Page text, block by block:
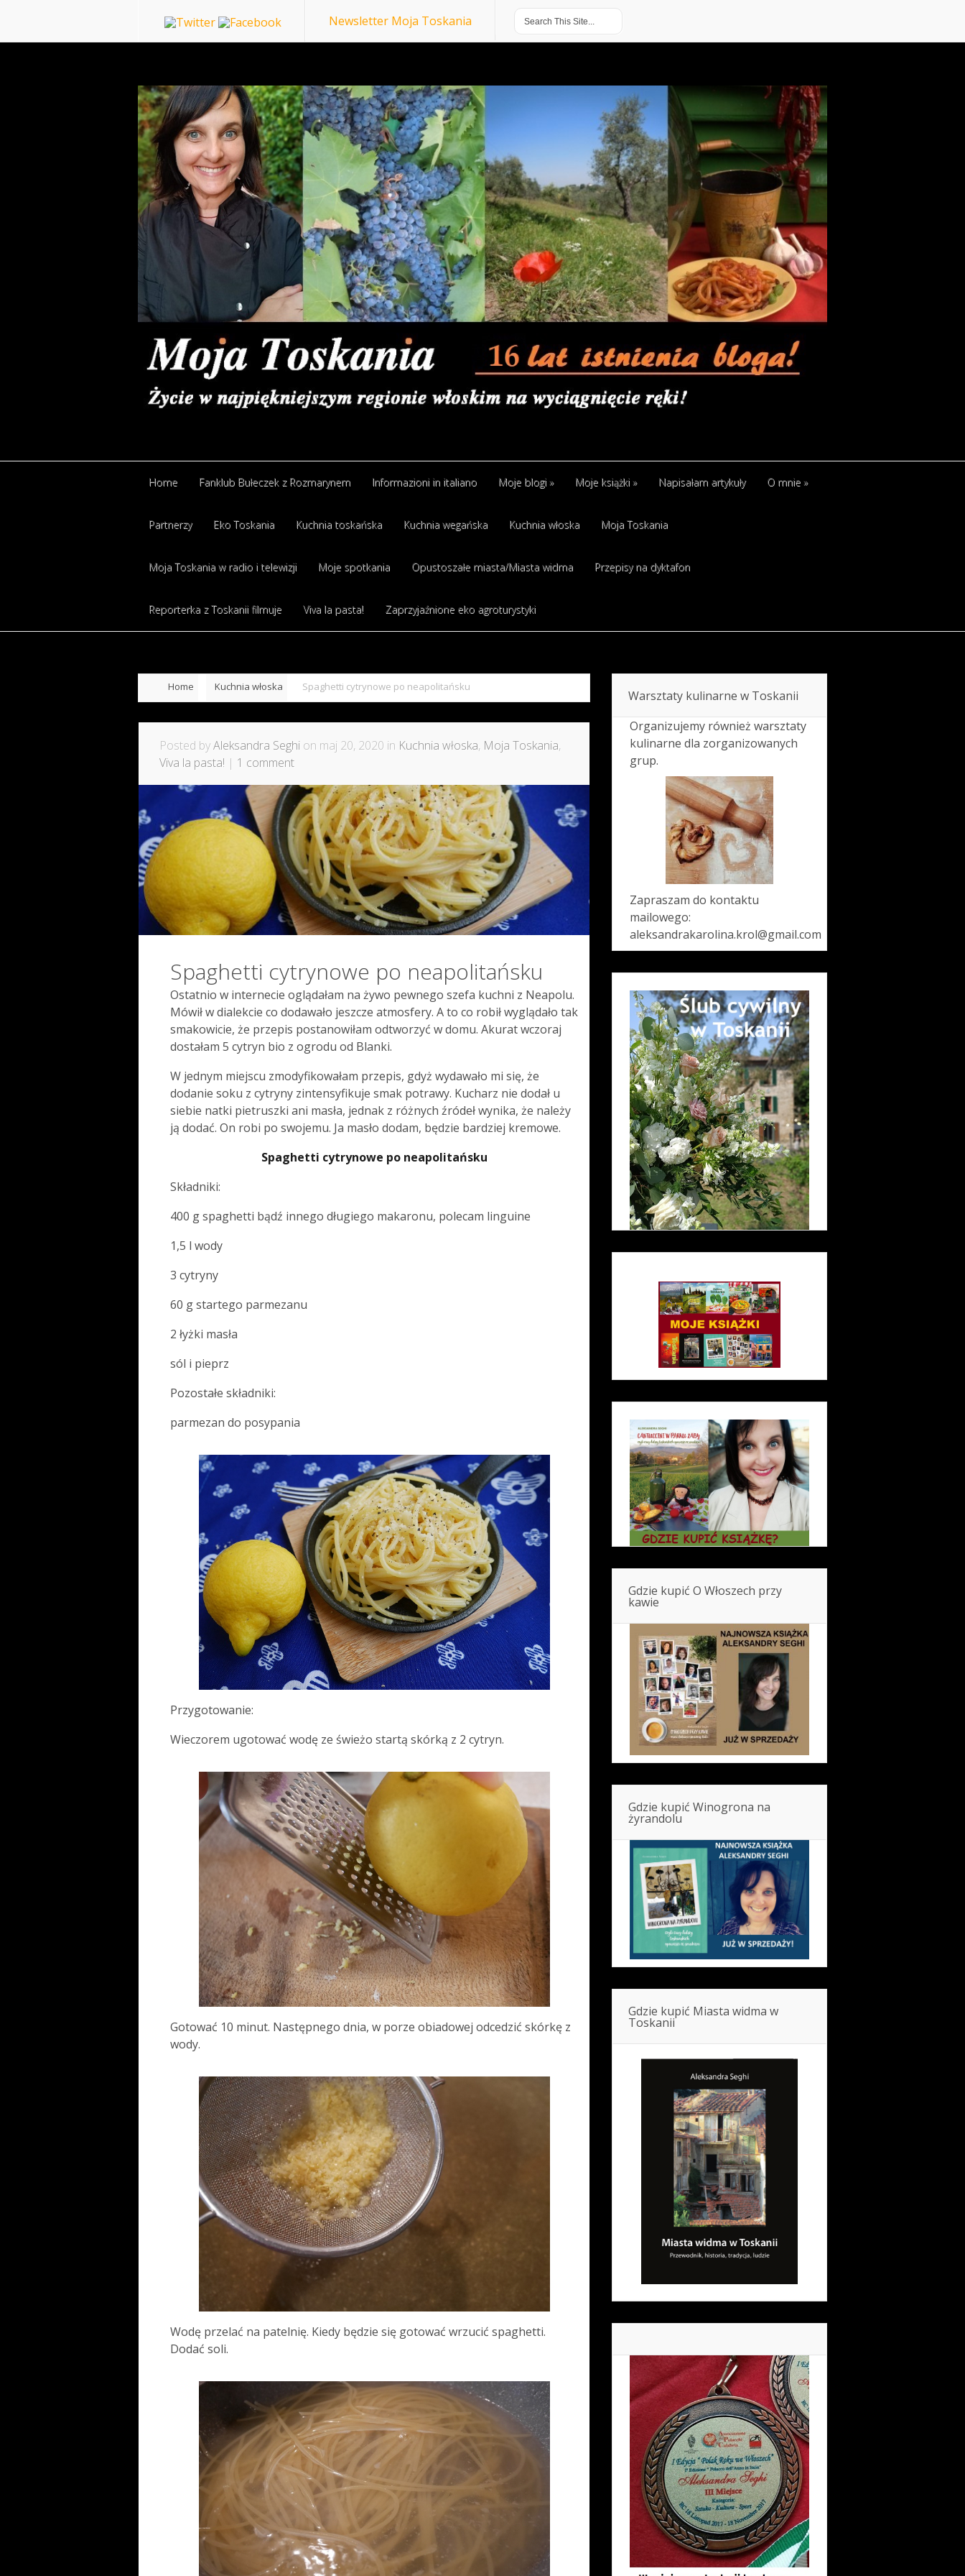
Newsletter Moja Toskania
Home Fanklub Bułeczek z Rozmarynem Informazioni in italiano Moje blogi » Moje książki » Napisałam artykuły O mnie »
Partnerzy Eko Toskania Kuchnia toskańska Kuchnia wegańska Kuchnia włoska Moja Toskania
Moja Toskania w radio i telewizji Moje spotkania Opustoszałe miasta/Miasta widma Przepisy na dyktafon
Reporterka z Toskanii filmuje Viva la pasta! Zaprzyjaźnione eko agroturystyki
Home Kuchnia włoska Spaghetti cytrynowe po neapolitańsku
Posted byAleksandra Seghi on maj 20, 2020 in Kuchnia włoska, Moja Toskania,
Viva la pasta! | 1 comment
Spaghetti cytrynowe po neapolitańsku
Ostatnio w internecie oglądałam na żywo pewnego szefa kuchni z Neapolu.
Mówił w dialekcie co dodawało jeszcze atmosfery. A to co robił wyglądało tak
smakowicie, że przepis postanowiłam odtworzyć w domu. Akurat wczoraj
dostałam 5 cytryn bio z ogrodu od Blanki.
W jednym miejscu zmodyfikowałam przepis, gdyż wydawało mi się, że
dodanie soku z cytryny zintensyfikuje smak potrawy. Kucharz nie dodał u
siebie natki pietruszki ani masła, jednak z różnych źródeł wynika, że należy
ją dodać. On robi po swojemu. Ja masło dodam, będzie bardziej kremowe.
Spaghetti cytrynowe po neapolitańsku
Składniki:
400 g spaghetti bądź innego długiego makaronu, polecam linguine
1,5 l wody
3 cytryny
60 g startego parmezanu
2 łyżki masła
sól i pieprz
Pozostałe składniki:
parmezan do posypania
Przygotowanie:
Wieczorem ugotować wodę ze świeżo startą skórką z 2 cytryn.
Gotować 10 minut. Następnego dnia, w porze obiadowej odcedzić skórkę z
wody.
Wodę przelać na patelnię. Kiedy będzie się gotować wrzucić spaghetti.
Dodać soli.
Warsztaty kulinarne w Toskanii
Organizujemy również warsztaty
kulinarne dla zorganizowanych
grup.
Zapraszam do kontaktu
mailowego:
aleksandrakarolina.krol@gmail.com
Gdzie kupić O Włoszech przy
kawie
Gdzie kupić Winogrona na
żyrandolu
Gdzie kupić Miasta widma w
Toskanii